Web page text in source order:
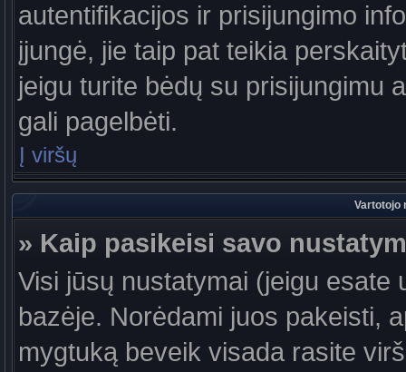
autentifikacijos ir prisijungimo
įjungė, jie taip pat teikia
jeigu turite bėdų su prisijungimu
gali pagelbėti.
Į viršų
Vartotojo
» Kaip pasikeisi savo
Visi jūsų nustatymai (jeigu
bazėje. Norėdami juos pakeisti,
mygtuką beveik visada rasite